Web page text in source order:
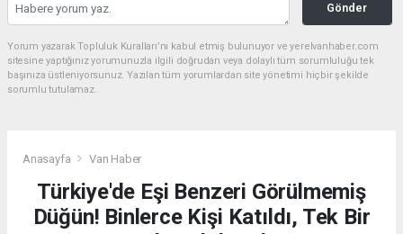
Gönder
Yorum yazarak Topluluk Kuralları’nı kabul etmiş bulunuyor ve yerelvanhaber.com
sitesine yaptığınız yorumunuzla ilgili doğrudan veya dolaylı tüm sorumluluğu tek
başınıza üstleniyorsunuz. Yazılan tüm yorumlardan site yönetimi hiçbir şekilde
sorumlu tutulamaz.
Anasayfa Van Haber
Türkiye'de Eşi Benzeri Görülmemiş
Düğün! Binlerce Kişi Katıldı, Tek Bir